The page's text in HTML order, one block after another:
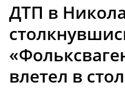
ДТП в
влетел в